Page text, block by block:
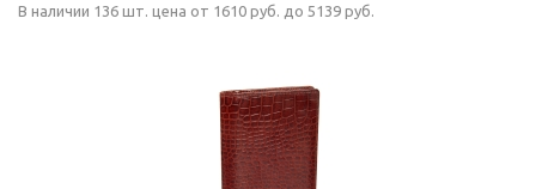
В наличии 136 шт. цена от 1610 руб. до 5139 руб.